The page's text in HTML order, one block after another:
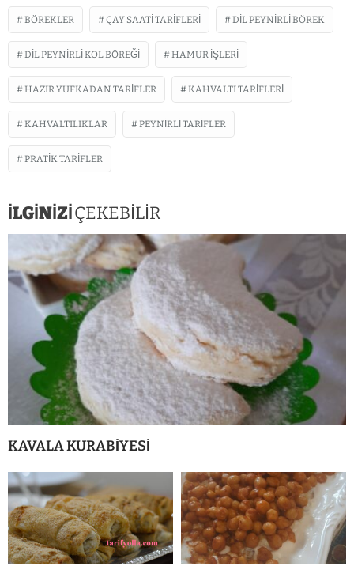
BÖREKLER ÇAY SAATI TARIFLERI DIL PEYNIRLI BÖREK
DIL PEYNIRLI KOL BÖREĞI HAMUR İŞLERI
HAZIR YUFKADAN TARIFLER KAHVALTI TARIFLERI
KAHVALTILIKLAR PEYNIRLI TARIFLER
PRATIK TARIFLER
İLGİNİZİÇEKEBİLİR
KAVALA KURABİYESİ